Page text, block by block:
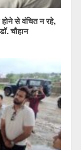
होने से वंचित न रहे,
चौहान